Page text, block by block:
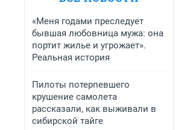
«Меня годами преследует
бывшая любовница мужа: она
портит жилье и угрожает».
Реальная история
Пилоты потерпевшего
крушение самолета
рассказали, как выживали в
сибирской тайге